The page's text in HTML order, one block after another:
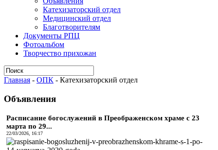
Катехизаторский отдел
Медицинский отдел
Благотворителям
Документы РПЦ
Фотоальбом
Творчество прихожан
Главная - ОПК - Катехизаторский отдел
Объявления
Расписание богослужений в Преображенском храме с 23
марта по 29...
22/03/2026, 16:17